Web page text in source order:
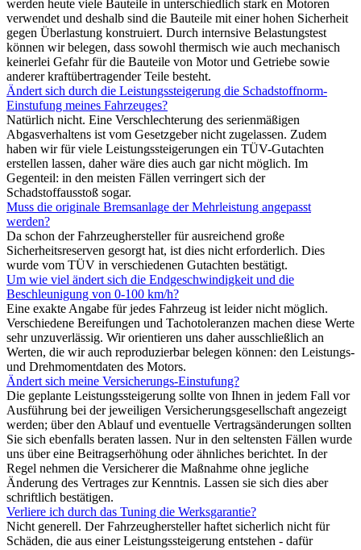
werden heute viele Bauteile in unterschiedlich stark en Motoren
verwendet und deshalb sind die Bauteile mit einer hohen Sicherheit
gegen Überlastung konstruiert. Durch internsive Belastungstest
können wir belegen, dass sowohl thermisch wie auch mechanisch
keinerlei Gefahr für die Bauteile von Motor und Getriebe sowie
anderer kraftübertragender Teile besteht.
Ändert sich durch die Leistungssteigerung die Schadstoffnorm-
Einstufung meines Fahrzeuges?
Natürlich nicht. Eine Verschlechterung des serienmäßigen
Abgasverhaltens ist vom Gesetzgeber nicht zugelassen. Zudem
haben wir für viele Leistungssteigerungen ein TÜV-Gutachten
erstellen lassen, daher wäre dies auch gar nicht möglich. Im
Gegenteil: in den meisten Fällen verringert sich der
Schadstoffausstoß sogar.
Muss die originale Bremsanlage der Mehrleistung angepasst
werden?
Da schon der Fahrzeughersteller für ausreichend große
Sicherheitsreserven gesorgt hat, ist dies nicht erforderlich. Dies
wurde vom TÜV in verschiedenen Gutachten bestätigt.
Um wie viel ändert sich die Endgeschwindigkeit und die
Beschleunigung von 0-100 km/h?
Eine exakte Angabe für jedes Fahrzeug ist leider nicht möglich.
Verschiedene Bereifungen und Tachotoleranzen machen diese Werte
sehr unzuverlässig. Wir orientieren uns daher ausschließlich an
Werten, die wir auch reproduzierbar belegen können: den Leistungs-
und Drehmomentdaten des Motors.
Ändert sich meine Versicherungs-Einstufung?
Die geplante Leistungssteigerung sollte von Ihnen in jedem Fall vor
Ausführung bei der jeweiligen Versicherungsgesellschaft angezeigt
werden; über den Ablauf und eventuelle Vertragsänderungen sollten
Sie sich ebenfalls beraten lassen. Nur in den seltensten Fällen wurde
uns über eine Beitragserhöhung oder ähnliches berichtet. In der
Regel nehmen die Versicherer die Maßnahme ohne jegliche
Änderung des Vertrages zur Kenntnis. Lassen sie sich dies aber
schriftlich bestätigen.
Verliere ich durch das Tuning die Werksgarantie?
Nicht generell. Der Fahrzeughersteller haftet sicherlich nicht für
Schäden, die aus einer Leistungssteigerung entstehen - dafür